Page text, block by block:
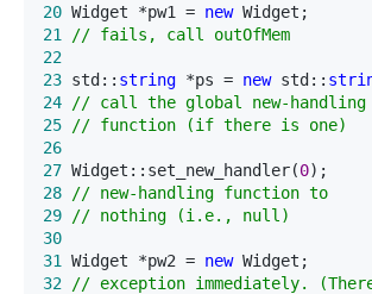
20 Widget *pw1 = new
21
// fails, call outOfMem
22
23 std:: string *ps = new std::
24
//
25
// function (if there is one)
26
27 Widget::set_new_handler(0
28
//
29
// nothing (i.e., null)
30
31
Widget *pw2 = new
32
//